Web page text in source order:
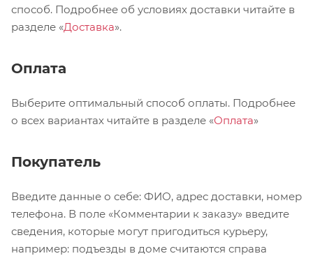
способ. Подробнее об условиях доставки читайте в
разделе «Доставка».
Оплата
Выберите оптимальный способ оплаты. Подробнее
о всех вариантах читайте в разделе «Оплата»
Покупатель
Введите данные о себе: ФИО, адрес доставки, номер
телефона. В поле «Комментарии к заказу» введите
сведения, которые могут пригодиться курьеру,
например: подъезды в доме считаются справа